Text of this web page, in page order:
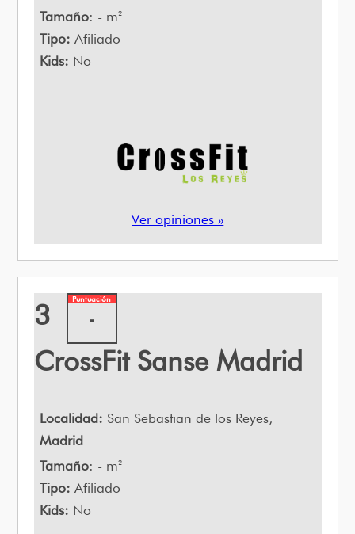
Tamaño: - m2
Tipo: Afiliado
Kids: No
Ver opiniones »
3 Puntuación
-
CrossFit Sanse Madrid
Localidad: San Sebastian de los Reyes,
Madrid
Tamaño: - m2
Tipo: Afiliado
Kids: No